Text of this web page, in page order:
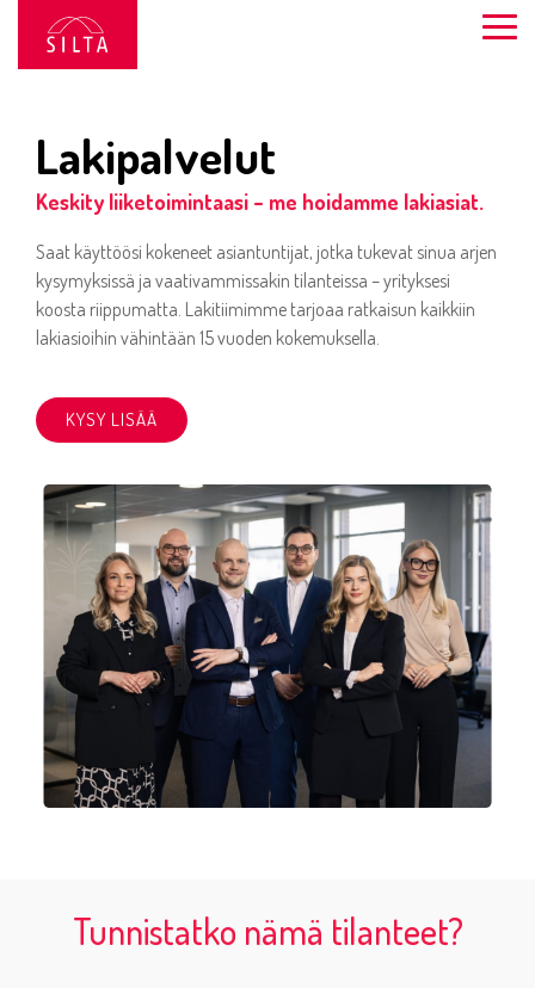
sisältöön.
Lakipalvelut
Keskity liiketoimintaasi – me hoidamme lakiasiat.
Saat käyttöösi kokeneet asiantuntijat, jotka tukevat sinua arjen
kysymyksissä ja vaativammissakin tilanteissa – yrityksesi
koosta riippumatta. Lakitiimimme tarjoaa ratkaisun kaikkiin
lakiasioihin vähintään 15 vuoden kokemuksella.
KYSY LISÄÄ
Tunnistatko nämä tilanteet?